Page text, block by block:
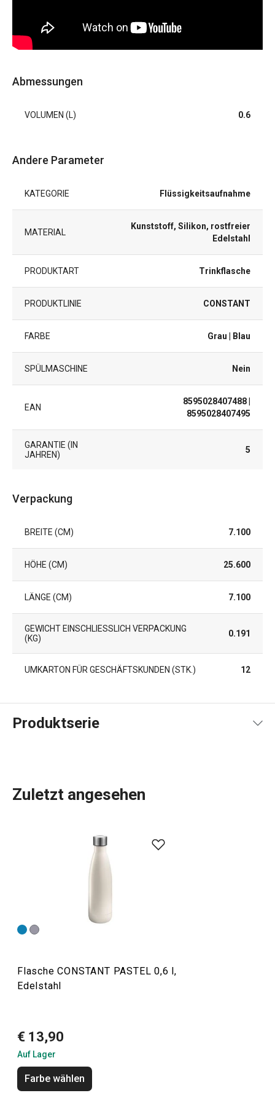
Abmessungen
VOLUMEN (L) 0.6
Andere Parameter
KATEGORIE Flüssigkeitsaufnahme
MATERIAL
Kunststoff, Silikon, rostfreier
Edelstahl
PRODUKTART Trinkflasche
PRODUKTLINIE CONSTANT
FARBE Grau | Blau
SPÜLMASCHINE Nein
EAN
8595028407488|
8595028407495
GARANTIE (IN
JAHREN)
5
Verpackung
BREITE (CM) 7.100
HÖHE (CM) 25.600
LÄNGE (CM) 7.100
GEWICHT EINSCHLIESSLICH VERPACKUNG (
KG)
0.191
UMKARTON FÜR GESCHÄFTSKUNDEN (STK.) 12
Produktserie
, Reise- und Sportthermoskannen,
und praktische Flaschen ganz aus Edelstahl. Wir stellen
sie aus hochwertigem Edelstahl her. Bei normalem
unzerbrechlich. Neben heißen Getränken
können Thermoskannen natürlich auch zur Aufbewahrung
von gekühlten Getränken verwendet werden.
Outdoor-Aktivitäten
Zuletzt angesehen
Flasche CONSTANT PASTEL 0,6 l,
Edelstahl
€ 13,90
Auf Lager
Farbe wählen